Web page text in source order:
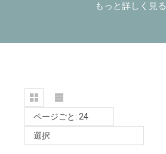
もっと詳しく見る
ページごと: 24
選択